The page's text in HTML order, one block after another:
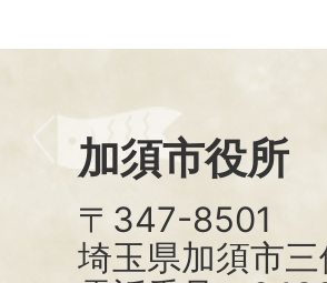
加須市役所
〒347-8501
埼玉県加須市